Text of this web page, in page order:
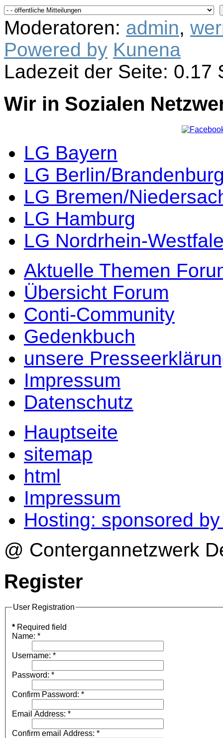
Moderatoren: admin,
Powered by Kunena
Ladezeit der Seite: 0.17
Wir in Sozialen
LG Bayern
LG Berlin/
LG Bremen/
LG Hamburg
LG Nordrhein-
Aktuelle Themen
Übersicht Forum
Conti-Community
Gedenkbuch
unsere
Impressum
Datenschutz
Hauptseite
sitemap
html
Impressum
Hosting: sponsored
@ Contergannetzwerk
Register
User Registration
* Required field
Name: *
Username: *
Password: *
Confirm Password: *
Email Address: *
Confirm email Address: *